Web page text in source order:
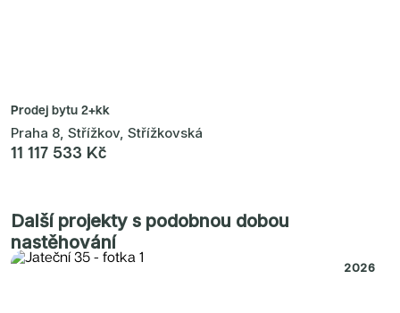
Prodej bytu 2+kk
Praha 8, Střížkov, Střížkovská
11 117 533 Kč
Další projekty s podobnou dobou
nastěhování
2026